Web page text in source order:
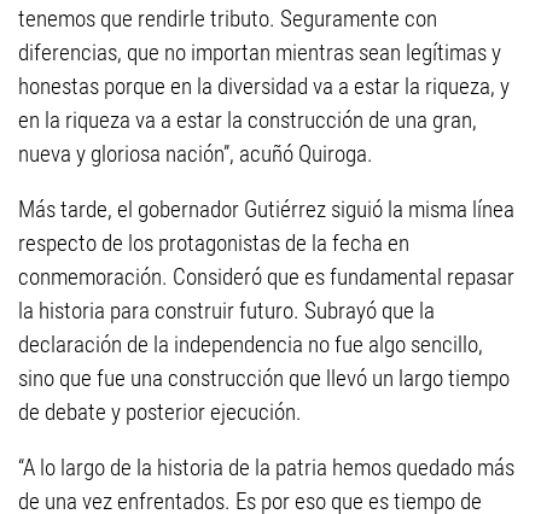
tenemos que rendirle tributo. Seguramente con
diferencias, que no importan mientras sean legítimas y
honestas porque en la diversidad va a estar la riqueza, y
en la riqueza va a estar la construcción de una gran,
nueva y gloriosa nación”, acuñó Quiroga.
Más tarde, el gobernador Gutiérrez siguió la misma línea
respecto de los protagonistas de la fecha en
conmemoración. Consideró que es fundamental repasar
la historia para construir futuro. Subrayó que la
declaración de la independencia no fue algo sencillo,
sino que fue una construcción que llevó un largo tiempo
de debate y posterior ejecución.
“A lo largo de la historia de la patria hemos quedado más
de una vez enfrentados. Es por eso que es tiempo de